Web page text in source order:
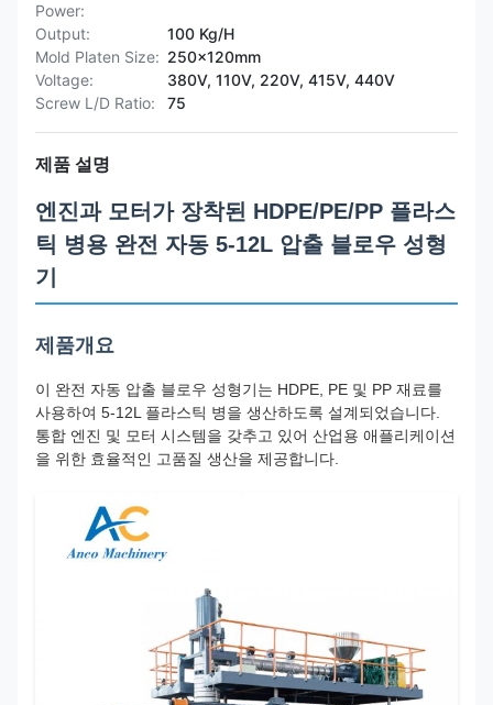
Power:
Output:
100 Kg/H
Mold Platen Size: 250x120mm
Voltage:
380V, 110V, 220V, 415V, 440V
Screw L/D Ratio:
75
제품 설명
엔진과 모터가 장착된 HDPE/PE/PP 플라스
틱 병용 완전 자동 5-12L 압출 블로우 성형
기
제품개요
이 완전 자동 압출 블로우 성형기는 HDPE, PE 및 PP 재료를
사용하여 5-12L 플라스틱 병을 생산하도록 설계되었습니다.
통합 엔진 및 모터 시스템을 갖추고 있어 산업용 애플리케이션
을 위한 효율적인 고품질 생산을 제공합니다.